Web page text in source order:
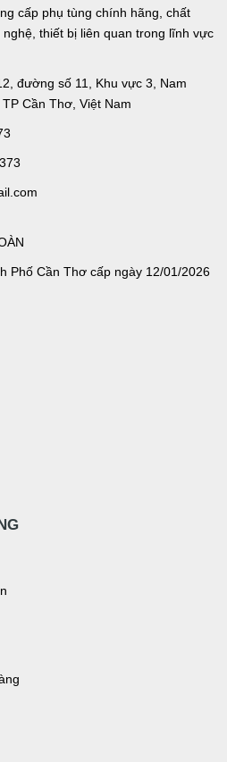
cấp phụ tùng chính hãng, chất
thiết bị liên quan trong lĩnh vực
đường số 11, Khu vực 3, Nam
Cần Thơ, Việt Nam
Phố Cần Thơ cấp ngày 12/01/2026